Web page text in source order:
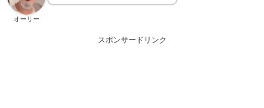
オーリー
スポンサードリンク